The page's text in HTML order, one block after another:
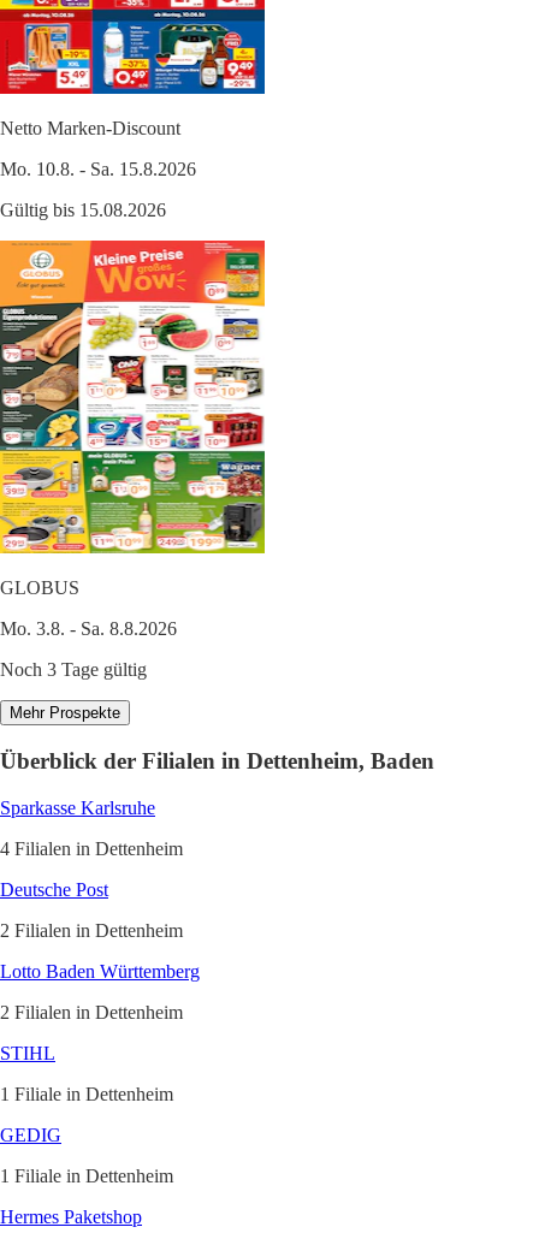
Netto Marken-Discount
Mo. 10.8. - Sa. 15.8.2026
Gültig bis 15.08.2026
GLOBUS
Mo. 3.8. - Sa. 8.8.2026
Noch 3 Tage gültig
Mehr Prospekte
Überblick der Filialen in Dettenheim, Baden
Sparkasse Karlsruhe
4 Filialen in Dettenheim
Deutsche Post
2 Filialen in Dettenheim
Lotto Baden Württemberg
2 Filialen in Dettenheim
STIHL
1 Filiale in Dettenheim
GEDIG
1 Filiale in Dettenheim
Hermes Paketshop